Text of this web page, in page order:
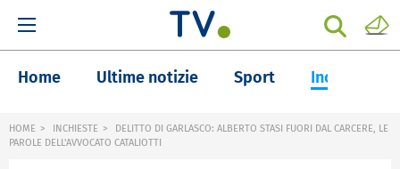
Home Ultime notizie Sport Inchieste
HOME INCHIESTE
DELITTO DI GARLASCO: ALBERTO STASI FUORI DAL CARCERE, LE
PAROLE DELL'AVVOCATO CATALIOTTI